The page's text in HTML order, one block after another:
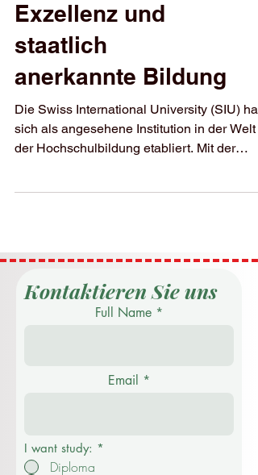
Jahre globale
Exzellenz und
staatlich
anerkannte Bildung
Die Swiss International University (SIU) hat
Kontaktieren Sie uns